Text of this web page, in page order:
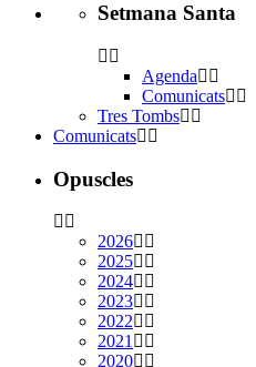
Setmana Santa
Agenda
Comunicats
Tres Tombs
Comunicats
Opuscles
2026
2025
2024
2023
2022
2021
2020